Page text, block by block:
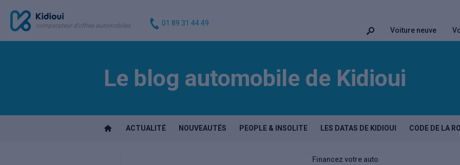
comparateur d'offres automobiles 01 89 31 44 49
Voiture neuve
Le blog automobile de Kidioui
ACTUALITÉ NOUVEAUTÉS PEOPLE & INSOLITE LES DATAS DE KIDIOUI CODE DE LA
Financez votre auto